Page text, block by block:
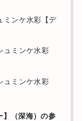
ミンケ水彩【デ
ュミンケ水彩
ュミンケ水彩
】（深海）の参